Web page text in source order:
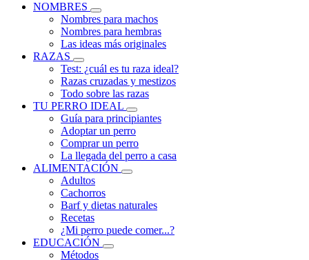
NOMBRES
Nombres para machos
Nombres para hembras
Las ideas más originales
RAZAS
Test: ¿cuál es tu raza ideal?
Razas cruzadas y mestizos
Todo sobre las razas
TU PERRO IDEAL
Guía para principiantes
Adoptar un perro
Comprar un perro
La llegada del perro a casa
ALIMENTACIÓN
Adultos
Cachorros
Barf y dietas naturales
Recetas
¿Mi perro puede comer...?
EDUCACIÓN
Métodos